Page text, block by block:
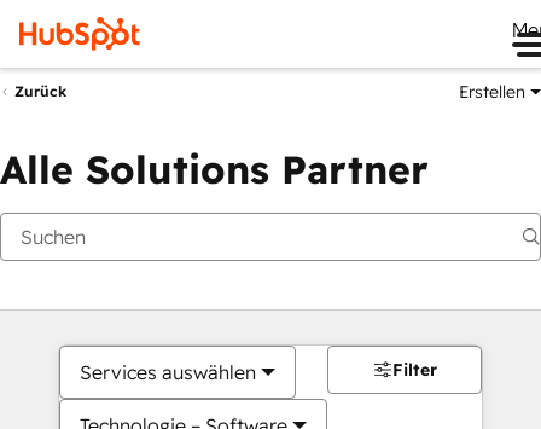
Zurück Erstellen
Alle Solutions Partner
Services auswählen Filter